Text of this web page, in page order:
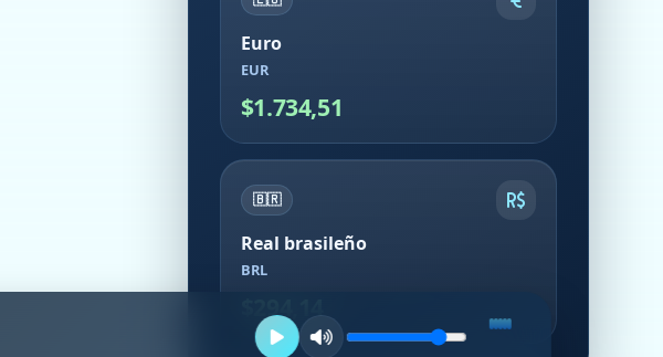
Euro
EUR
$1.734,51
🇧🇷
Real brasileño
BRL
$294,14